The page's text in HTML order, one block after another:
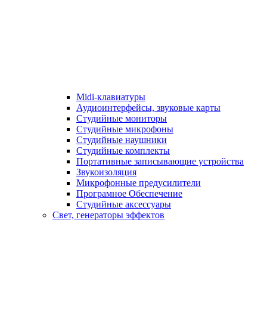
Midi-клавиатуры
Аудиоинтерфейсы, звуковые карты
Студийные мониторы
Студийные микрофоны
Студийные наушники
Студийные комплекты
Портативные записывающие устройства
Звукоизоляция
Микрофонные предусилители
Програмное Обеспечение
Студийные аксессуары
Свет, генераторы эффектов